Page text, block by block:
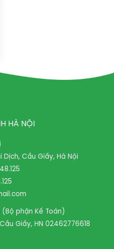
HÀ NỘI
Dịch, Cầu Giấy, Hà Nội
(Bộ phận Kế Toán)
Giấy, HN 02462776618